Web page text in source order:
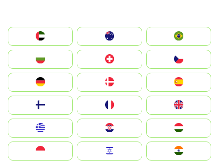
الإمارات العربية المتحدة
Switzerland
Deutschland
United Kingdom
Magyarország